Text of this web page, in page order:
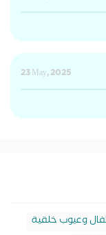
23 May, 2025
وعيوب خلقية